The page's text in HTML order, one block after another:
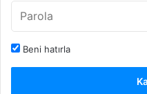
Beni hatırla